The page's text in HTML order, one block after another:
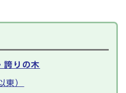
誇りの木
東）